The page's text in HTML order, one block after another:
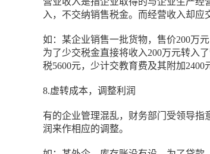
入，不交纳销售税金。而经营收入却应
如：某企业销售一批货物，售价200万
为了少交税金直接将收入200万元转入
税5600元，少计交教育费及其附加2400
8.虚转成本，调整利润
有的企业管理混乱，财务部门受领导指
润来作相应的调整。